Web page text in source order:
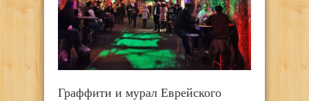
Граффити и мурал Еврейского